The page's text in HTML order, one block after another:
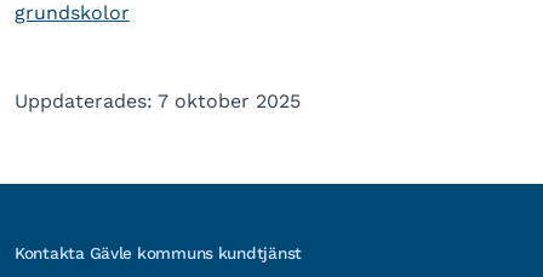
grundskolor
Uppdaterades: 7 oktober 2025
Kontakta Gävle kommuns kundtjänst